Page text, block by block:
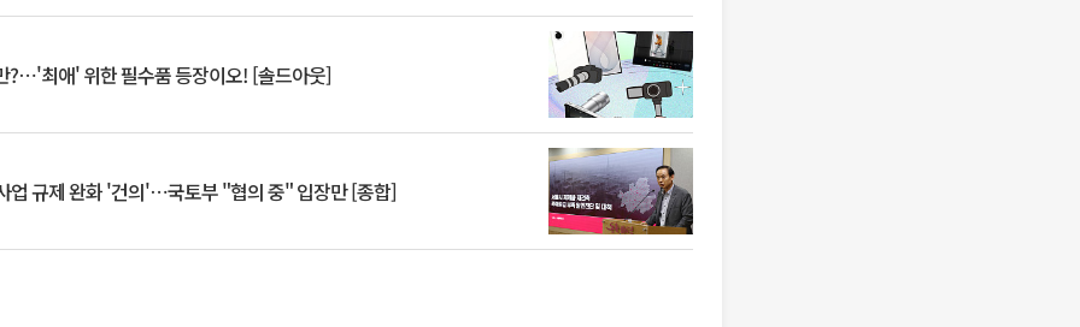
?⋯'최애' 위한 필수품 등장이오! [솔드아웃]
업 규제 완화 '건의'⋯국토부 "협의 중" 입장만 [종합]